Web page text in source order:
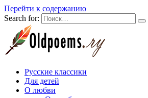
Перейти к содержанию
Search for:
Русские классики
Для детей
О любви